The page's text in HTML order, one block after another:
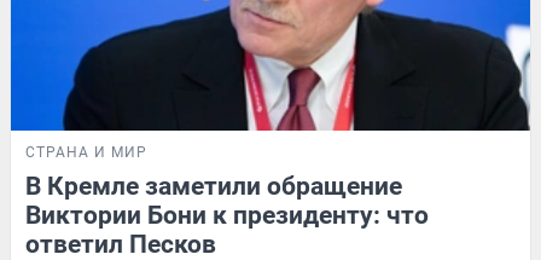
СТРАНА И МИР
В Кремле заметили обращение
Виктории Бони к президенту: что
ответил Песков